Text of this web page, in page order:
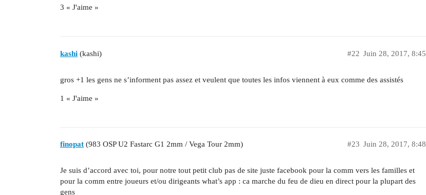
3 « J'aime »
kashi (kashi) Juin 28, 2017, 8:45
#22
gros +1 les gens ne s’informent pas assez et veulent que toutes les infos viennent à eux comme des assistés
1 « J'aime »
finopat (983 OSP U2 Fastarc G1 2mm / Vega Tour 2mm) Juin 28, 2017, 8:48
#23
Je suis d’accord avec toi, pour notre tout petit club pas de site juste facebook pour la comm vers les familles et
pour la comm entre joueurs et/ou dirigeants what’s app : ca marche du feu de dieu en direct pour la plupart des
gens